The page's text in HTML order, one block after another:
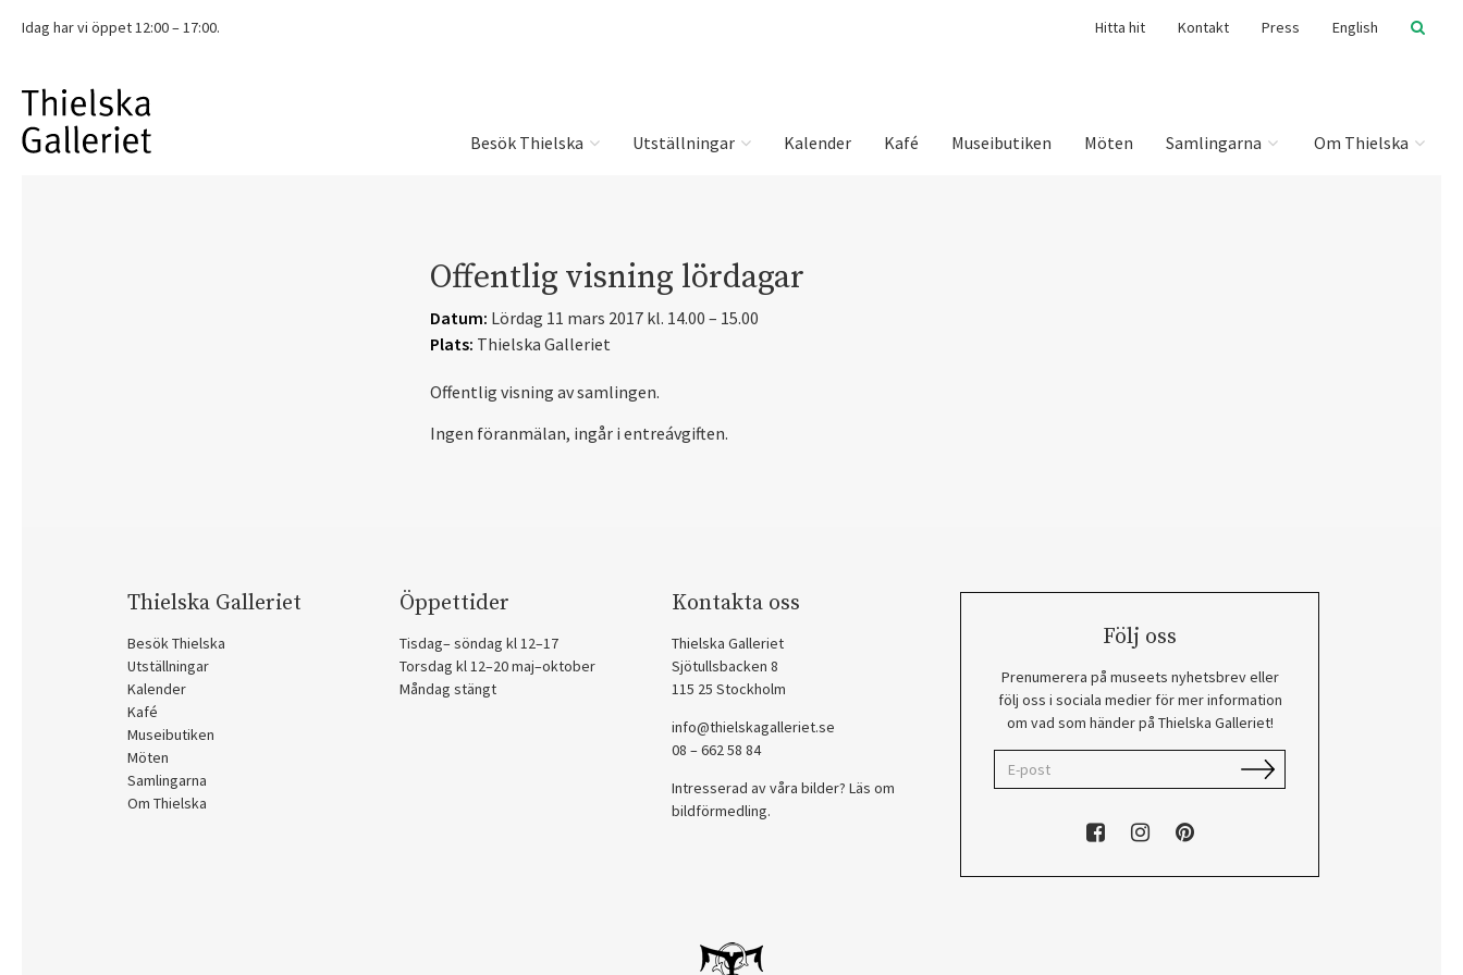
Idag har vi öppet 12:00 – 17:00. Hitta hit Kontakt Press English
Besök Thielska Utställningar Kalender Kafé Museibutiken Möten Samlingarna Om Thielska
Offentlig visning lördagar
Datum: Lördag 11 mars 2017 kl. 14.00 – 15.00
Plats: Thielska Galleriet
Offentlig visning av samlingen.
Ingen föranmälan, ingår i entreávgiften.
Thielska Galleriet
Besök Thielska
Utställningar
Kalender
Kafé
Museibutiken
Möten
Samlingarna
Om Thielska
Öppettider
Tisdag– söndag kl 12–17
Torsdag kl 12–20 maj–oktober
Måndag stängt
Kontakta oss
Thielska Galleriet
Sjötullsbacken 8
115 25 Stockholm
info@thielskagalleriet.se
08 – 662 58 84
Intresserad av våra bilder? Läs om
bildförmedling.
Följ oss
Prenumerera på museets nyhetsbrev eller
följ oss i sociala medier för mer information
om vad som händer på Thielska Galleriet!